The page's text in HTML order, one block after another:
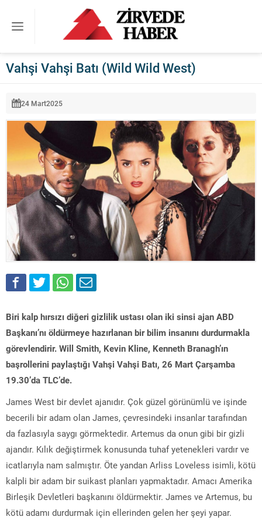
Vahşi Vahşi Batı (Wild Wild West)
24 Mart2025
Biri kalp hırsızı diğeri gizlilik ustası olan iki sinsi ajan ABD
Başkanı’nı öldürmeye hazırlanan bir bilim insanını durdurmakla
görevlendirir. Will Smith, Kevin Kline, Kenneth Branagh’ın
başrollerini paylaştığı Vahşi Vahşi Batı, 26 Mart Çarşamba
19.30’da TLC’de.
James West bir devlet ajanıdır. Çok güzel görünümlü ve işinde
becerili bir adam olan James, çevresindeki insanlar tarafından
da fazlasıyla saygı görmektedir. Artemus da onun gibi bir gizli
ajandır. Kılık değiştirmek konusunda tuhaf yetenekleri vardır ve
icatlarıyla nam salmıştır. Öte yandan Arliss Loveless isimli, kötü
kalpli bir adam bir suikast planları yapmaktadır. Amacı Amerika
Birleşik Devletleri başkanını öldürmektir. James ve Artemus, bu
kötü adamı durdurmak için ellerinden gelen her şeyi yapar.